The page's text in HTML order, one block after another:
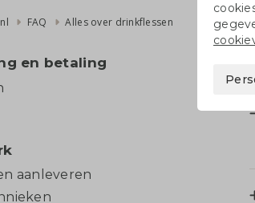
FAQ Alles over drinkflessen
en betaling
aanleveren